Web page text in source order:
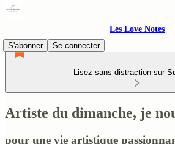
Les Love Notes
S'abonner
Se connecter
Lisez sans distraction sur
Artiste du dimanche, je
pour une vie artistique